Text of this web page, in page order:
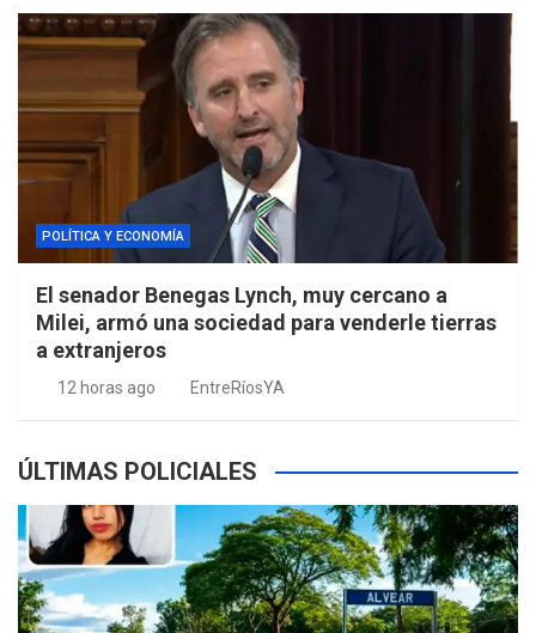
POLÍTICA Y ECONOMÍA
El senador Benegas Lynch, muy cercano a
Milei, armó una sociedad para venderle tierras
a extranjeros
12 horas ago EntreRíosYA
ÚLTIMAS POLICIALES